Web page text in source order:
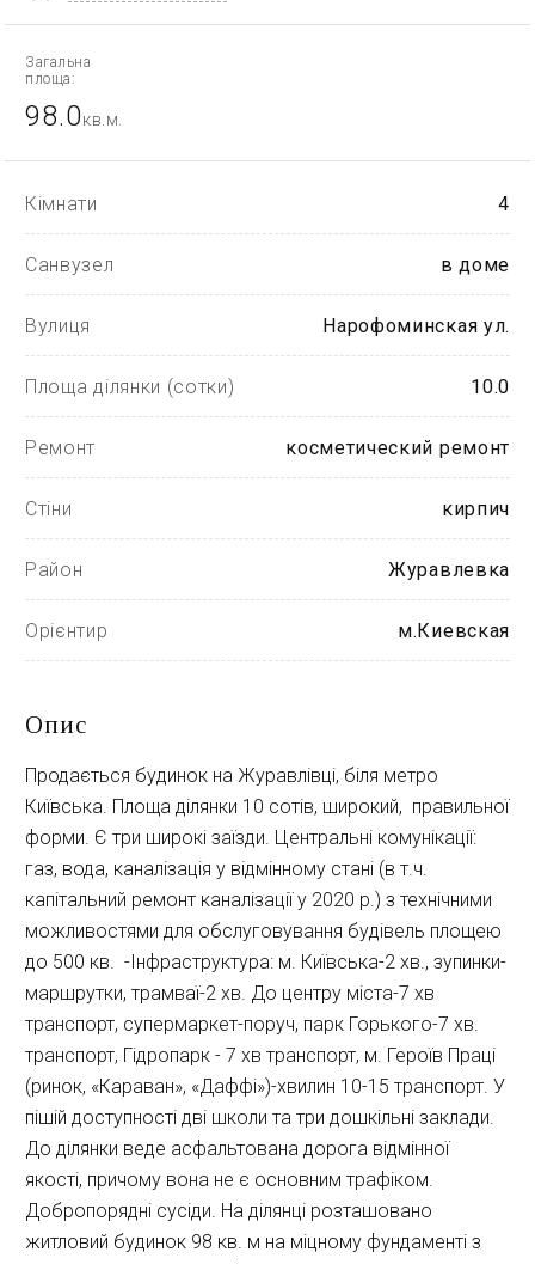
Загальна
площа:
98.0кв.м.
Кімнати 4
Санвузел в доме
Вулиця Нарофоминская ул.
Площа ділянки (сотки) 10.0
Ремонт косметический ремонт
Стіни кирпич
Район Журавлевка
Орієнтир м.Киевская
Опис
Продається будинок на Журавлівці, біля метро
Київська. Площа ділянки 10 сотів, широкий,  правильної
форми. Є три широкі заїзди. Центральні комунікації:
газ, вода, каналізація у відмінному стані (в т.ч.
капітальний ремонт каналізації у 2020 р.) з технічними
можливостями для обслуговування будівель площею
до 500 кв.  -Інфраструктура: м. Київська-2 хв., зупинки-
маршрутки, трамваї-2 хв. До центру міста-7 хв
транспорт, супермаркет-поруч, парк Горького-7 хв.
транспорт, Гідропарк - 7 хв транспорт, м. Героїв Праці
(ринок, «Караван», «Даффі»)-хвилин 10-15 транспорт. У
пішій доступності дві школи та три дошкільні заклади.
До ділянки веде асфальтована дорога відмінної
якості, причому вона не є основним трафіком.
Добропорядні сусіди. На ділянці розташовано
житловий будинок 98 кв. м на міцному фундаменті з